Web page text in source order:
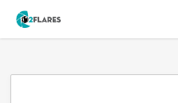
Skip
content